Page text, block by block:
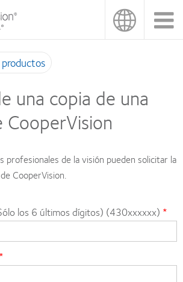
una copia de una
CooperVision
profesionales de la visión pueden solicitar la
CooperVision.
los 6 últimos dígitos) (430xxxxxx)